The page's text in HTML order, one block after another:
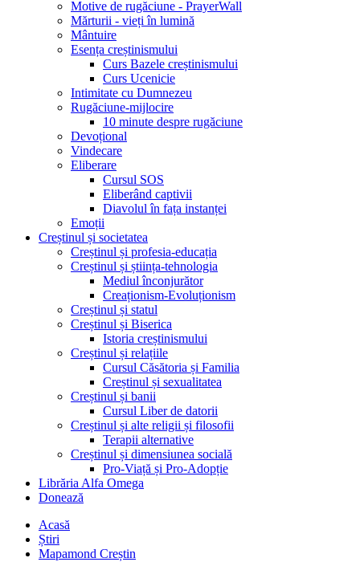
Motive de rugăciune - PrayerWall
Mărturii - vieți în lumină
Mântuire
Esența creștinismului
Curs Bazele creștinismului
Curs Ucenicie
Intimitate cu Dumnezeu
Rugăciune-mijlocire
10 minute despre rugăciune
Devoțional
Vindecare
Eliberare
Cursul SOS
Eliberând captivii
Diavolul în fața instanței
Emoții
Creștinul și societatea
Creștinul și profesia-educația
Creștinul și știința-tehnologia
Mediul înconjurător
Creaționism-Evoluționism
Creștinul și statul
Creștinul și Biserica
Istoria creștinismului
Creștinul și relațiile
Cursul Căsătoria și Familia
Creștinul și sexualitatea
Creștinul și banii
Cursul Liber de datorii
Creștinul și alte religii și filosofii
Terapii alternative
Creștinul și dimensiunea socială
Pro-Viață și Pro-Adopție
Librăria Alfa Omega
Donează
Acasă
Știri
Mapamond Creștin